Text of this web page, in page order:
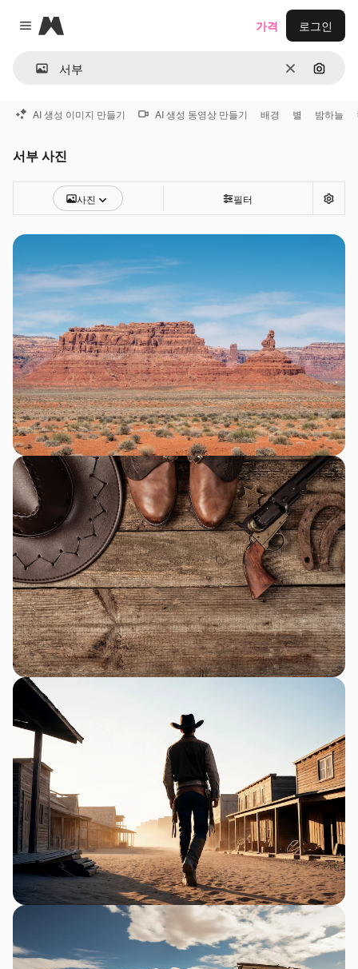
Close menu
Magnific
지우기이미지
가격 로그인
AI 생성 이미지 만들기 AI 생성 동영상 만들기 배경 별 밤하늘
서부 사진
사진 필터